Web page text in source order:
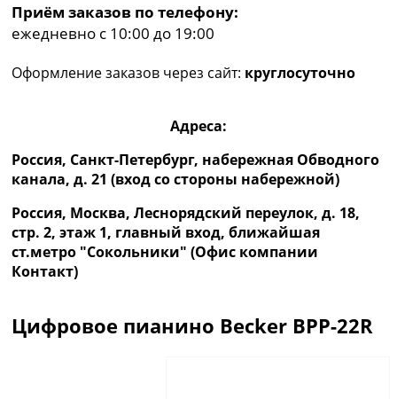
Приём заказов по телефону:
ежедневно с 10:00 до 19:00
Оформление заказов через сайт: круглосуточно
Адреса:
Россия, Санкт-Петербург, набережная Обводного
канала, д. 21 (вход со стороны набережной)
Россия, Москва, Леснорядский переулок, д. 18,
стр. 2, этаж 1, главный вход, ближайшая
ст.метро "Сокольники" (Офис компании
Контакт)
Цифровое пианино Becker BPP-22R